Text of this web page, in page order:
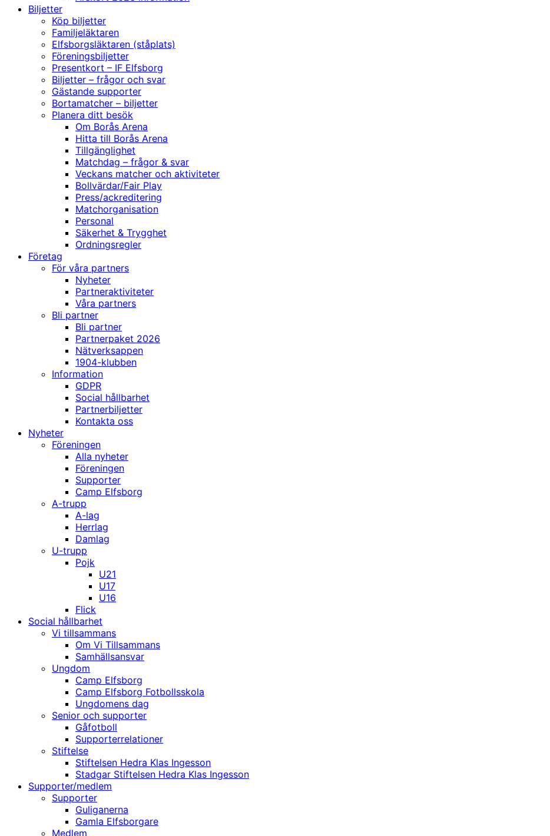
Biljetter
Köp biljetter
Familjeläktaren
Elfsborgsläktaren (ståplats)
Föreningsbiljetter
Presentkort – IF Elfsborg
Biljetter – frågor och svar
Gästande supporter
Bortamatcher – biljetter
Planera ditt besök
Om Borås Arena
Hitta till Borås Arena
Tillgänglighet
Matchdag – frågor & svar
Veckans matcher och aktiviteter
Bollvärdar/Fair Play
Press/ackreditering
Matchorganisation
Personal
Säkerhet & Trygghet
Ordningsregler
Företag
För våra partners
Nyheter
Partneraktiviteter
Våra partners
Bli partner
Bli partner
Partnerpaket 2026
Nätverksappen
1904-klubben
Information
GDPR
Social hållbarhet
Partnerbiljetter
Kontakta oss
Nyheter
Föreningen
Alla nyheter
Föreningen
Supporter
Camp Elfsborg
A-trupp
A-lag
Herrlag
Damlag
U-trupp
Pojk
U21
U17
U16
Flick
Social hållbarhet
Vi tillsammans
Om Vi Tillsammans
Samhällsansvar
Ungdom
Camp Elfsborg
Camp Elfsborg Fotbollsskola
Ungdomens dag
Senior och supporter
Gåfotboll
Supporterrelationer
Stiftelse
Stiftelsen Hedra Klas Ingesson
Stadgar Stiftelsen Hedra Klas Ingesson
Supporter/medlem
Supporter
Guliganerna
Gamla Elfsborgare
Medlem